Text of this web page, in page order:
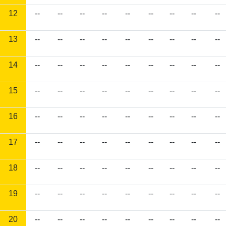
12 -- -- -- -- -- -- -- -- --
13 -- -- -- -- -- -- -- -- --
14 -- -- -- -- -- -- -- -- --
15 -- -- -- -- -- -- -- -- --
16 -- -- -- -- -- -- -- -- --
17 -- -- -- -- -- -- -- -- --
18 -- -- -- -- -- -- -- -- --
19 -- -- -- -- -- -- -- -- --
20 -- -- -- -- -- -- -- -- --